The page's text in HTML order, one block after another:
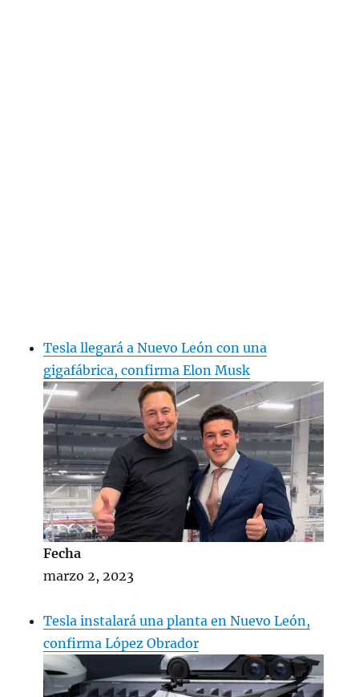
Tesla llegará a Nuevo León con una
gigafábrica, confirma Elon Musk
Fecha
marzo 2, 2023
Tesla instalará una planta en Nuevo León,
confirma López Obrador